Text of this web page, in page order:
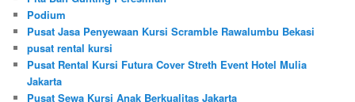
Podium
Pusat Jasa Penyewaan Kursi Scramble Rawalumbu Bekasi
pusat rental kursi
Pusat Rental Kursi Futura Cover Streth Event Hotel Mulia
Jakarta
Pusat Sewa Kursi Anak Berkualitas Jakarta